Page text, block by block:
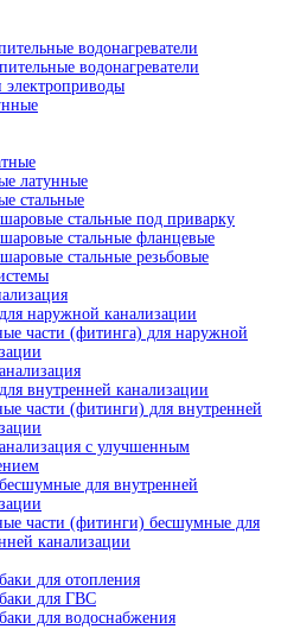
водонагреватели
водонагреватели
электроприводы
латунные
стальные
стальные под приварку
стальные фланцевые
стальные резьбовые
наружной канализации
части (фитинга) для наружной
внутренней канализации
части (фитинги) для внутренней
с улучшенным
для внутренней
части (фитинги) бесшумные для
канализации
для отопления
для ГВС
для водоснабжения